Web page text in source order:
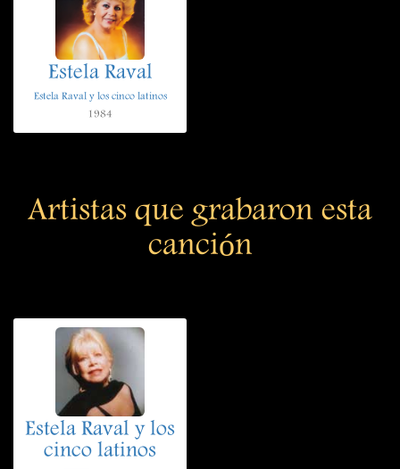
Estela Raval
Estela Raval y los cinco latinos
1984
Artistas que grabaron esta
canción
Estela Raval y los
cinco latinos